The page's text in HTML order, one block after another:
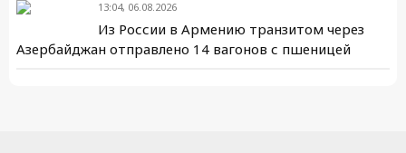
13:04, 06.08.2026
Из России в Армению транзитом через
Азербайджан отправлено 14 вагонов с пшеницей